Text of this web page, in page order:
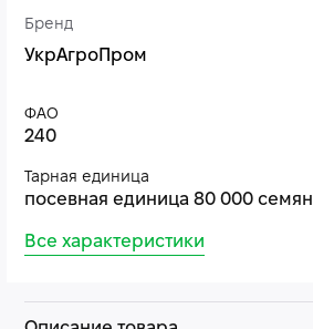
Бренд
УкрАгроПром
ФАО
240
Тарная единица
посевная единица 80 000 семян
Все характеристики